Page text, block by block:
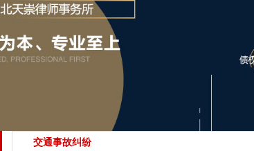
交通事故纠纷